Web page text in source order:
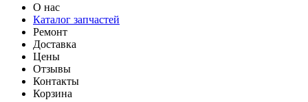
О нас
Каталог запчастей
Ремонт
Доставка
Цены
Отзывы
Контакты
Корзина